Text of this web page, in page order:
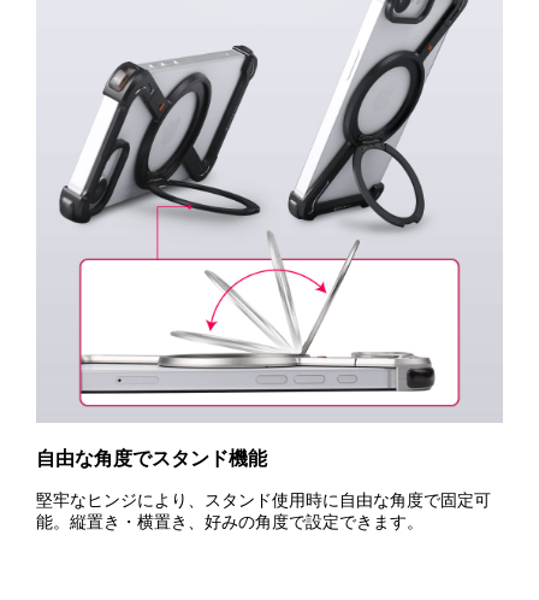
自由な角度でスタンド機能
堅牢なヒンジにより、スタンド使用時に自由な角度で固定可
能。縦置き・横置き、好みの角度で設定できます。